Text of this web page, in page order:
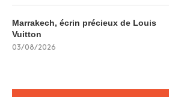
Marrakech, écrin précieux de Louis
Vuitton
03/08/2026